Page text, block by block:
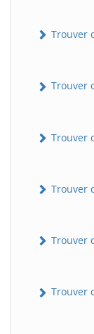
Trouver
Trouver
Trouver
Trouver
Trouver
Trouver